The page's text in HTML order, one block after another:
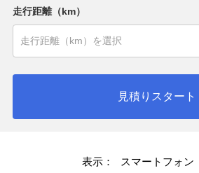
走行距離（km）
見積りスタート
表示： スマートフォン